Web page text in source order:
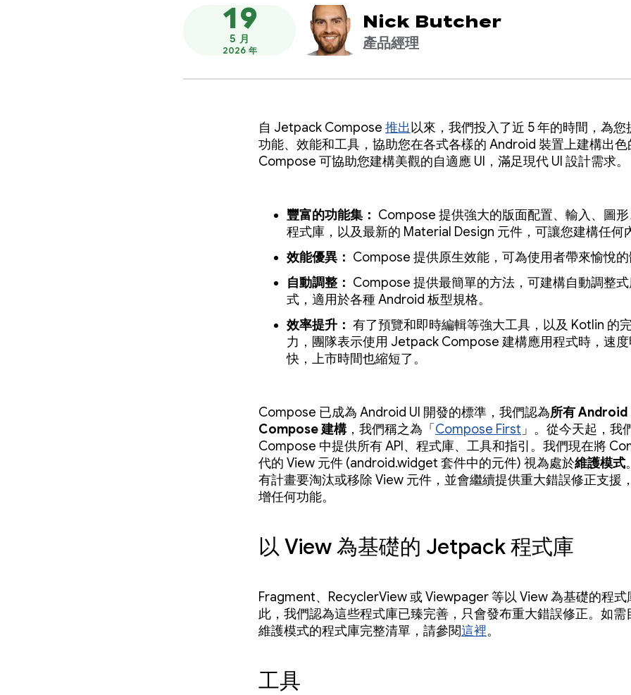
19
5 月
2026 年
Nick Butcher
產品經理
自 Jetpack Compose 推出以來，我們投入了近 5 年的時間，為您
功能、效能和工具，協助您在各式各樣的 Android 裝置上建構出色
Compose 可協助您建構美觀的自適應 UI，滿足現代 UI 設計需求。
豐富的功能集： Compose 提供強大的版面配置、輸入、圖形
程式庫，以及最新的 Material Design 元件，可讓您建構任何
效能優異： Compose 提供原生效能，可為使用者帶來愉悅
自動調整： Compose 提供最簡單的方法，可建構自動調整
式，適用於各種 Android 板型規格。
效率提升： 有了預覽和即時編輯等強大工具，以及 Kotlin 的
力，團隊表示使用 Jetpack Compose 建構應用程式時，速
快，上市時間也縮短了。
Compose 已成為 Android UI 開發的標準，我們認為所有 Android
Compose 建構，我們稱之為「 Compose First 」。從今天起，我
Compose 中提供所有 API、程式庫、工具和指引。我們現在將
代的 View 元件 (android.widget 套件中的元件) 視為處於維護模式
有計畫要淘汰或移除 View 元件，並會繼續提供重大錯誤修正支援
增任何功能。
以 View 為基礎的 Jetpack 程式庫
Fragment、RecyclerView 或 Viewpager 等以 View 為基礎的程式
此，我們認為這些程式庫已臻完善，只會發布重大錯誤修正。如需
維護模式的程式庫完整清單，請參閱這裡。
工具